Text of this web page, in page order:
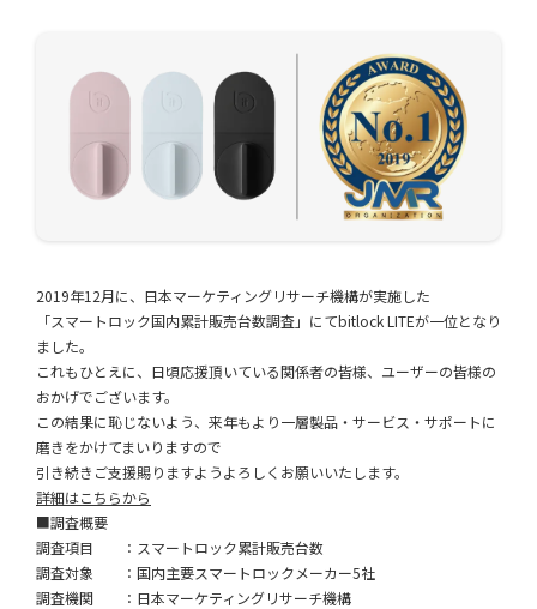
2019年12月に、日本マーケティングリサーチ機構が実施した
「スマートロック国内累計販売台数調査」にてbitlock LITEが一位となり
ました。
これもひとえに、日頃応援頂いている関係者の皆様、ユーザーの皆様の
おかげでございます。
この結果に恥じないよう、来年もより一層製品・サービス・サポートに
磨きをかけてまいりますので
引き続きご支援賜りますようよろしくお願いいたします。
詳細はこちらから
■調査概要
調査項目 ：スマートロック累計販売台数
調査対象 ：国内主要スマートロックメーカー5社
調査機関 ：日本マーケティングリサーチ機構